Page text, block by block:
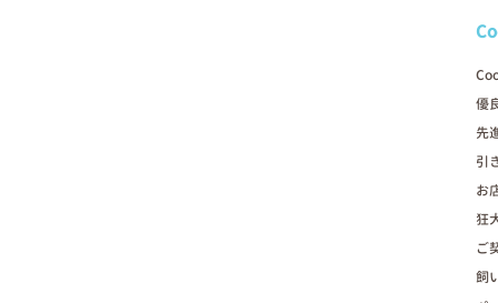
優
先
引
お
狂
ご
飼